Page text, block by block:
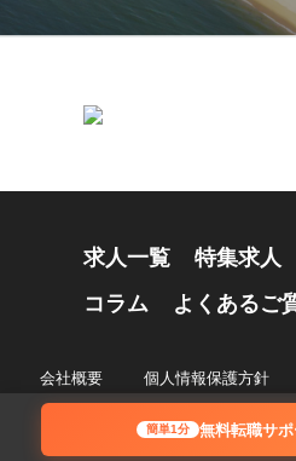
簡単1分 無料転職サ
求人一覧 特集求人
コラム
よくあるご
会社概要 個人情報保護方針
© 2024 Recruiting